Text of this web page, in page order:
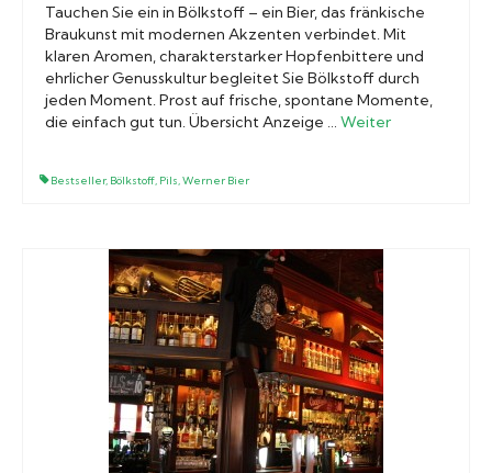
Tauchen Sie ein in Bölkstoff – ein Bier, das fränkische
Braukunst mit modernen Akzenten verbindet. Mit
klaren Aromen, charakterstarker Hopfenbittere und
ehrlicher Genusskultur begleitet Sie Bölkstoff durch
jeden Moment. Prost auf frische, spontane Momente,
die einfach gut tun. Übersicht Anzeige … Weiter
Bestseller, Bölkstoff, Pils,Werner Bier